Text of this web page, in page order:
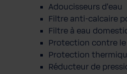
Adoucisseurs d'eau
Filtre anti-calcaire
Filtre à eau
Protection contre
Protection
Réducteur de